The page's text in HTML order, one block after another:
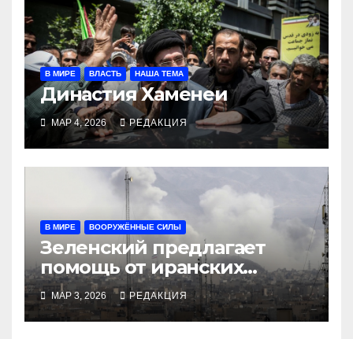
В МИРЕ ВЛАСТЬ НАША ТЕМА
Династия Хаменеи
МАР 4, 2026 РЕДАКЦИЯ
В МИРЕ ВООРУЖЁННЫЕ СИЛЫ
Зеленский предлагает
помощь от иранских
дронов, Трамп готов
громить до конца, ЦАХАЛ
добивает иранских
МАР 3, 2026 РЕДАКЦИЯ